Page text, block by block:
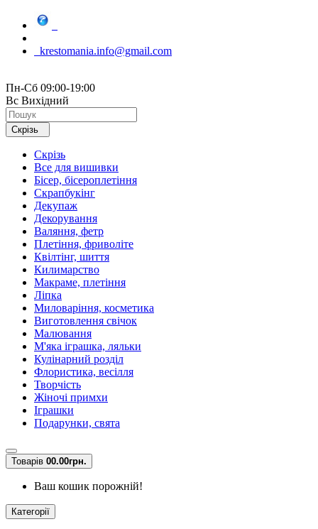
krestomania.info@gmail.com
Пн-Сб 09:00-19:00
Вс Вихідний
Скрізь
Скрізь
Все для вишивки
Бісер, бісероплетіння
Скрапбукінг
Декупаж
Декорування
Валяння, фетр
Плетіння, фриволіте
Квілтінг, шиття
Килимарство
Макраме, плетіння
Ліпка
Миловаріння, косметика
Виготовлення свічок
Малювання
М'яка іграшка, ляльки
Кулінарний розділ
Флористика, весілля
Творчість
Жіночі примхи
Іграшки
Подарунки, свята
Товарів 00.00грн.
Ваш кошик порожній!
Категорії